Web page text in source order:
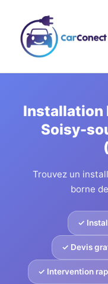
Installation
Soisy-
Trouvez un
borne
✓
✓ Devis
✓ Intervention